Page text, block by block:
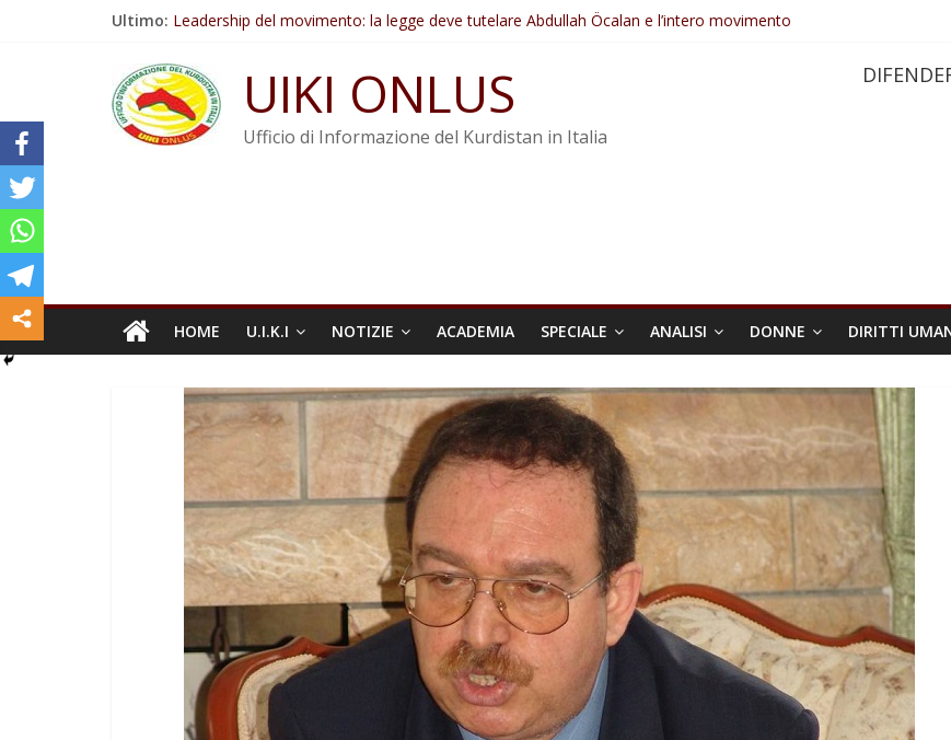
Ultimo: Leadership del movimento: la legge deve tutelare Abdullah Öcalan e l’intero movimento
Non tenere conto della situazione di Rêber Apo ostacolerebbe l’attuazione della legge
Il KNK chiede un’azione internazionale contro i crimini di guerra dell’Iran
Abdullah Öcalan: Le legge negativa deve essere trasformata in legge positiva
UIKI ONLUS
Ufficio di Informazione del Kurdistan in Italia
HOME U.I.K.I NOTIZIE ACADEMIA SPECIALE ANALISI DONNE DIRITTI